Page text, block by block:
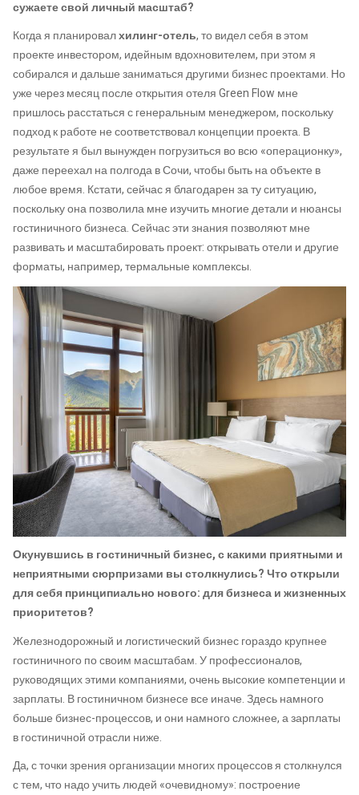
сужаете свой личный масштаб?
Когда я планировалхилинг-отель, то видел себя в этом
проекте инвестором, идейным вдохновителем, при этом я
собирался и дальше заниматься другими бизнес проектами. Но
уже через месяц после открытия отеля Green Flow мне
пришлось расстаться с генеральным менеджером, поскольку
подход к работе не соответствовал концепции проекта. В
результате я был вынужден погрузиться во всю «операционку»,
даже переехал на полгода в Сочи, чтобы быть на объекте в
любое время. Кстати, сейчас я благодарен за ту ситуацию,
поскольку она позволила мне изучить многие детали и нюансы
гостиничного бизнеса. Сейчас эти знания позволяют мне
развивать и масштабировать проект: открывать отели и другие
форматы, например, термальные комплексы.
Окунувшись в гостиничный бизнес, с какими приятными и
неприятными сюрпризами вы столкнулись? Что открыли
для себя принципиально нового: для бизнеса и жизненных
приоритетов?
Железнодорожный и логистический бизнес гораздо крупнее
гостиничного по своим масштабам. У профессионалов,
руководящих этими компаниями, очень высокие компетенции и
зарплаты. В гостиничном бизнесе все иначе. Здесь намного
больше бизнес-процессов, и они намного сложнее, а зарплаты
в гостиничной отрасли ниже.
Да, с точки зрения организации многих процессов я столкнулся
с тем, что надо учить людей «очевидному»: построение